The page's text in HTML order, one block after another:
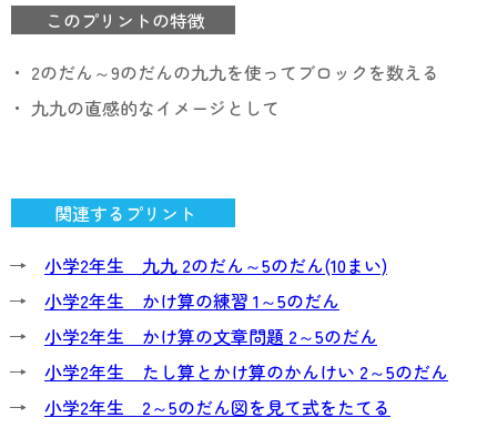
このプリントの特徴
・ 2のだん～9のだんの九九を使ってブロックを数える
・ 九九の直感的なイメージとして
関連するプリント
→ 小学2年生 九九 2のだん～5のだん(10まい)
→ 小学2年生 かけ算の練習 1～5のだん
→ 小学2年生 かけ算の文章問題 2～5のだん
→ 小学2年生 たし算とかけ算のかんけい 2～5のだん
→ 小学2年生 2～5のだん図を見て式をたてる